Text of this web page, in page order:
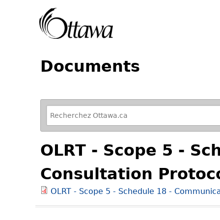
Documents
R
e
f
i
n
e
y
o
u
OLRT - Scope 5 -
Consultation
OLRT - Scope 5 - Schedule 18 -